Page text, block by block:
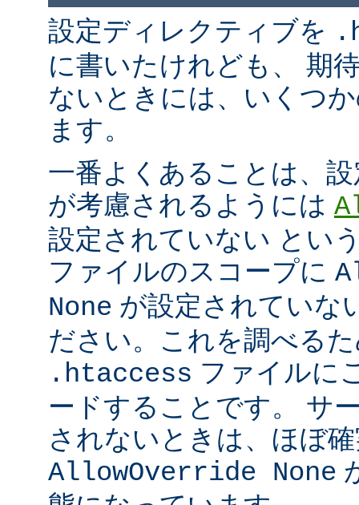
設定ディレクティブを
に書いたけれども、 期
ないときには、いくつ
ます。
一番よくあることは、
が考慮されるようには
設定されていない とい
ファイルのスコープに
None が設定されていな
ださい。これを調べる
.htaccess ファイルに
ードすることです。 サ
されないときは、ほぼ
AllowOverride None